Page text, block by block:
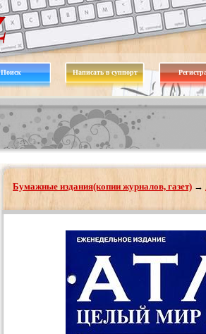
Поиск Написать в суппорт
Бумажные издания(копии журналов, газет) →